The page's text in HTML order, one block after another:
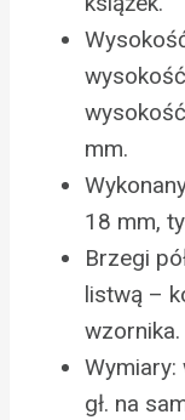
mm.
18 mm,
Brzegi
listwą –
wzornika.
gł. na